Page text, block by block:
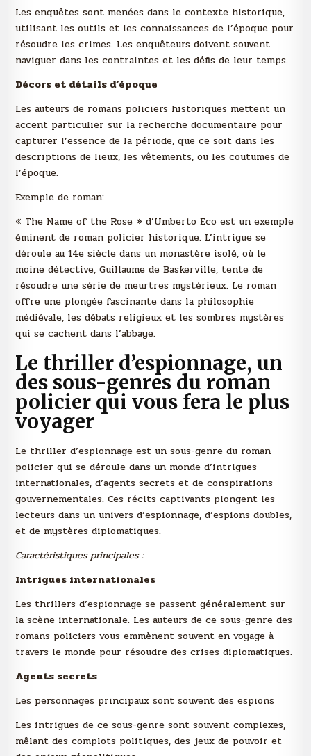
Les enquêtes sont menées dans le contexte historique,
utilisant les outils et les connaissances de l’époque pour
résoudre les crimes. Les enquêteurs doivent souvent
naviguer dans les contraintes et les défis de leur temps.
Décors et détails d’époque
Les auteurs de romans policiers historiques mettent un
accent particulier sur la recherche documentaire pour
capturer l’essence de la période, que ce soit dans les
descriptions de lieux, les vêtements, ou les coutumes de
l’époque.
Exemple de roman:
« The Name of the Rose » d’Umberto Eco est un exemple
éminent de roman policier historique. L’intrigue se
déroule au 14e siècle dans un monastère isolé, où le
moine détective, Guillaume de Baskerville, tente de
résoudre une série de meurtres mystérieux. Le roman
offre une plongée fascinante dans la philosophie
médiévale, les débats religieux et les sombres mystères
qui se cachent dans l’abbaye.
Le thriller d’espionnage, un
des sous-genres du roman
policier qui vous fera le plus
voyager
Le thriller d’espionnage est un sous-genre du roman
policier qui se déroule dans un monde d’intrigues
internationales, d’agents secrets et de conspirations
gouvernementales. Ces récits captivants plongent les
lecteurs dans un univers d’espionnage, d’espions doubles,
et de mystères diplomatiques.
Caractéristiques principales :
Intrigues internationales
Les thrillers d’espionnage se passent généralement sur
la scène internationale. Les auteurs de ce sous-genre des
romans policiers vous emmènent souvent en voyage à
travers le monde pour résoudre des crises diplomatiques.
Agents secrets
Les personnages principaux sont souvent des espions
Les intrigues de ce sous-genre sont souvent complexes,
mêlant des complots politiques, des jeux de pouvoir et